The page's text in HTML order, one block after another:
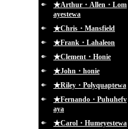
★Arthur・Allen・Lom
ayestewa
★Chris・Mansfield
★Frank・Lahaleon
★Clement・Honie
★John・honie
★Riley・Polyquaptewa
★Fernando・Puhuhefv
aya
★Carol・Humeyestewa